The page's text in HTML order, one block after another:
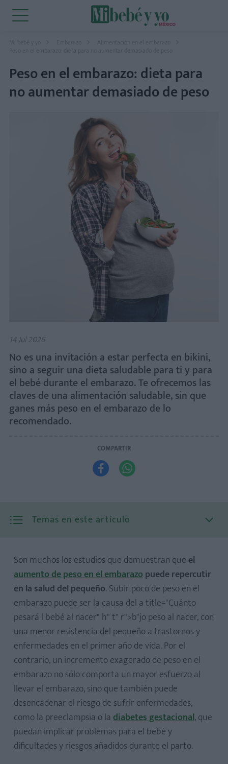
Mi bebé y yo Embarazo
Alimentación en el embarazo
Peso en el embarazo: dieta para no aumentar demasiado de peso
Peso en el embarazo: dieta para
no aumentar demasiado de peso
14 Jul 2026
No es una invitación a estar perfecta en bikini,
sino a seguir una dieta saludable para ti y para
el bebé durante el embarazo. Te ofrecemos las
claves de una alimentación saludable, sin que
ganes más peso en el embarazo de lo
recomendado.
COMPARTIR
 
Temas en este artículo
1. Un buen desayuno
2. Comer seis veces al día
3. Elegir alimentos de baja densidad calórica
4. Fibra para reducir el índice glucémico
5. Beber mucha agua
6. Masticar lentamente
7. Comer poco, pero de todo
8. Cuidado con las formas de cocción
Son muchos los estudios que demuestran que el
aumento de peso en el embarazopuede repercutir
en la salud del pequeño. Subir poco de peso en el
embarazo puede ser la causa del a title="Cuánto
pesará l bebé al nacer" h" t" r">b"jo peso al nacer, con
una menor resistencia del pequeño a trastornos y
enfermedades en el primer año de vida. Por el
contrario, un incremento exagerado de peso en el
embarazo no sólo comporta un mayor esfuerzo al
llevar el embarazo, sino que también puede
desencadenar el riesgo de sufrir enfermedades,
como la preeclampsia o la diabetes gestacional, que
puedan implicar problemas para el bebé y
dificultades y riesgos añadidos durante el parto.